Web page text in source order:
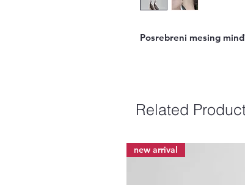
Posrebreni mesing
Related
new arrival